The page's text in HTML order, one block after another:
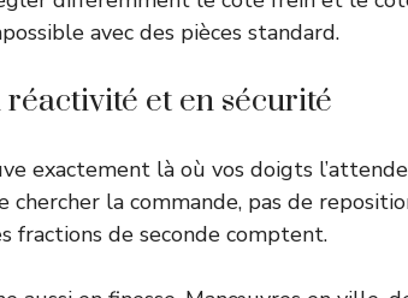
avec des pièces standard.
et en sécurité
exactement là où vos doigts
chercher la commande, pas de
fractions de seconde comptent.